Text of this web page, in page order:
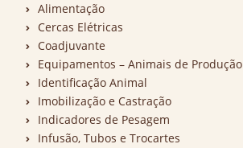
Alimentação
Cercas Elétricas
Coadjuvante
Equipamentos – Animais de Produção
Identificação Animal
Imobilização e Castração
Indicadores de Pesagem
Infusão, Tubos e Trocartes